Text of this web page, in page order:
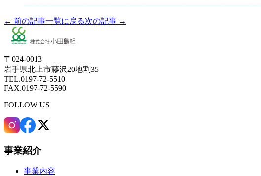
← 前の記事一覧に戻る次の記事 →
〒024-0013
岩手県北上市藤沢20地割35
TEL.0197-72-5510
FAX.0197-72-5590
FOLLOW US
事業紹介
事業内容